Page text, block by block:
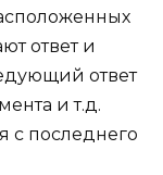
ответ и
ответ
и т.д.
с последнего